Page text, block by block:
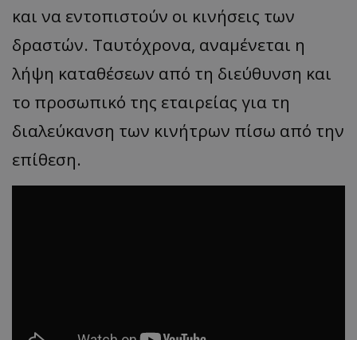
και να εντοπιστούν οι κινήσεις των
δραστών. Ταυτόχρονα, αναμένεται η
λήψη καταθέσεων από τη διεύθυνση και
το προσωπικό της εταιρείας για τη
διαλεύκανση των κινήτρων πίσω από την
επίθεση.